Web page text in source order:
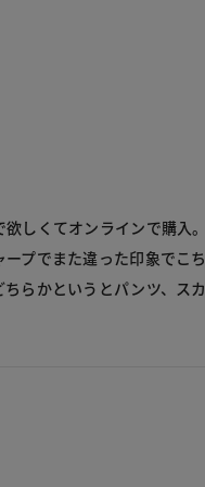
しくてオンラインで購入。
プでまた違った印象でこち
らかというとパンツ、スカ